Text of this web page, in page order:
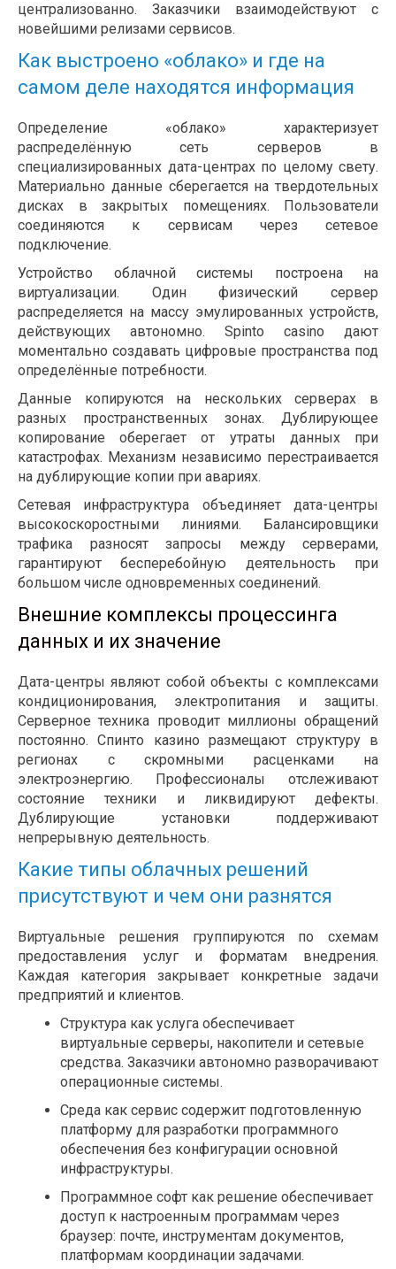
централизованно. Заказчики взаимодействуют с
новейшими релизами сервисов.
Как выстроено «облако» и где на
самом деле находятся информация
Определение «облако» характеризует
распределённую сеть серверов в
специализированных дата-центрах по целому свету.
Материально данные сберегается на твердотельных
дисках в закрытых помещениях. Пользователи
соединяются к сервисам через сетевое
подключение.
Устройство облачной системы построена на
виртуализации. Один физический сервер
распределяется на массу эмулированных устройств,
действующих автономно. Spinto casino дают
моментально создавать цифровые пространства под
определённые потребности.
Данные копируются на нескольких серверах в
разных пространственных зонах. Дублирующее
копирование оберегает от утраты данных при
катастрофах. Механизм независимо перестраивается
на дублирующие копии при авариях.
Сетевая инфраструктура объединяет дата-центры
высокоскоростными линиями. Балансировщики
трафика разносят запросы между серверами,
гарантируют бесперебойную деятельность при
большом числе одновременных соединений.
Внешние комплексы процессинга
данных и их значение
Дата-центры являют собой объекты с комплексами
кондиционирования, электропитания и защиты.
Серверное техника проводит миллионы обращений
постоянно. Спинто казино размещают структуру в
регионах с скромными расценками на
электроэнергию. Профессионалы отслеживают
состояние техники и ликвидируют дефекты.
Дублирующие установки поддерживают
непрерывную деятельность.
Какие типы облачных решений
присутствуют и чем они разнятся
Виртуальные решения группируются по схемам
предоставления услуг и форматам внедрения.
Каждая категория закрывает конкретные задачи
предприятий и клиентов.
Структура как услуга обеспечивает
виртуальные серверы, накопители и сетевые
средства. Заказчики автономно разворачивают
операционные системы.
Среда как сервис содержит подготовленную
платформу для разработки программного
обеспечения без конфигурации основной
инфраструктуры.
Программное софт как решение обеспечивает
доступ к настроенным программам через
браузер: почте, инструментам документов,
платформам координации задачами.